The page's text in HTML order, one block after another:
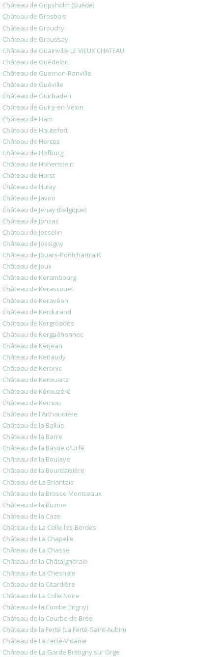
Château de Gripsholm (Suède)
Château de Grosbois
Château de Grouchy
Château de Groussay
Château de Guainville LE VIEUX CHATEAU
Château de Guédelon
Château de Guernon-Ranville
Château de Guéville
Château de Guirbaden
Château de Guiry-en-Vexin
Château de Ham
Château de Hautefort
Château de Herces
Château de Hofburg
Château de Hohenstein
Château de Horst
Château de Hulay
Château de Javon
Château de Jehay (Belgique)
Château de Jonzac
Château de Josselin
Château de Jossigny
Château de Jouars-Pontchartrain
Château de Joux
Château de Kerambourg
Château de Kerascouet
Château de Keravéon
Château de Kerdurand
Château de Kergroadès
Château de Kerguéhennec
Château de Kerjean
Château de Kerlaudy
Château de Keronic
Château de Kerouartz
Château de Kérouzéré
Château de Kerriou
Château de l'Arthaudière
Château de la Ballue
Château de la Barre
Château de la Bastie d'Urfé
Château de la Boulaye
Château de la Bourdaisière
Château de La Briantais
Château de la Brosse Montceaux
Château de la Buzine
Château de la Caze
Château de La Celle-les-Bordes
Château de La Chapelle
Château de La Chasse
Château de la Châtaigneraie
Château de La Chesnaie
Château de la Citardière
Château de La Colle Noire
Château de la Combe (Irigny)
Château de la Courbe de Brée
Château de la Ferté (La Ferté-Saint-Aubin)
Château de La Ferté-Vidame
Château de La Garde Brétigny sur Orge